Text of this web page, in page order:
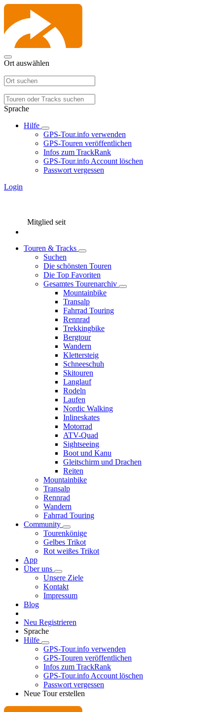
Ort auswählen
Sprache
Hilfe
GPS-Tour.info verwenden
GPS-Touren veröffentlichen
Infos zum TrackRank
GPS-Tour.info Account löschen
Passwort vergessen
Login
Mitglied seit
Touren & Tracks
Suchen
Die schönsten Touren
Die Top Favoriten
Gesamtes Tourenarchiv
Mountainbike
Transalp
Fahrrad Touring
Rennrad
Trekkingbike
Bergtour
Wandern
Klettersteig
Schneeschuh
Skitouren
Langlauf
Rodeln
Laufen
Nordic Walking
Inlineskates
Motorrad
ATV-Quad
Sightseeing
Boot und Kanu
Gleitschirm und Drachen
Reiten
Mountainbike
Transalp
Rennrad
Wandern
Fahrrad Touring
Community
Tourenkönige
Gelbes Trikot
Rot weißes Trikot
App
Über uns
Unsere Ziele
Kontakt
Impressum
Blog
Neu Registrieren
Sprache
Hilfe
GPS-Tour.info verwenden
GPS-Touren veröffentlichen
Infos zum TrackRank
GPS-Tour.info Account löschen
Passwort vergessen
Neue Tour erstellen